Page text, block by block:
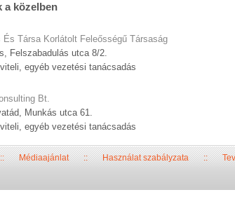
a közelben
És Társa Korlátolt Feleősségű Társaság
Felszabadulás utca 8/2.
egyéb vezetési tanácsadás
Bt.
Munkás utca 61.
egyéb vezetési tanácsadás
Médiaajánlat::Használat szabályzata::